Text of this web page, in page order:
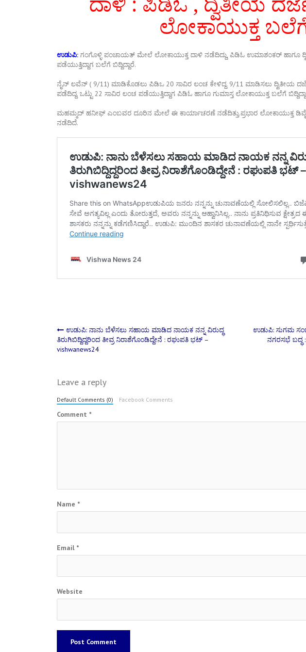
ಲೋಕಾಯುಕ್ತ
ಉಡುಪಿ: ಗಂಗೊಳ್ಳಿ ಪಂಚಾಯತ್ ಮೇಲೆ ಲೋಕಾಯುಕ್ತ ದಾಳಿ ನಡೆದಿದ್ದು, ಪಿಡಿಓ‌ ಉಮಾಶಂಕರ್ ಹಾಗೂ
ಪಡೆಯುತ್ತಿದ್ದಾಗ ಬಲೆಗೆ ಬಿದ್ದಿದ್ದಾರೆ.
ನೈನ್ ಲವೆನ್ ( 9/11) ಮಾಡಿಕೊಡಲು ಪಿಡಿಒ 20 ಸಾವಿರ ಲಂಚ ಕೇಳಿದ್ದ. 9/11 ಮಾಡಿಸಲು ದ್ವಿತೀಯ
ಪಡೆದಿದ್ದ. ಒಟ್ಟು 22 ಸಾವಿರ ಲಂಚ ಪಡೆಯುತ್ತಿದ್ದಾಗ ಪಿಡಿಓ ಹಾಗೂ ಗುಮಾಸ್ತ ಲೋಕಾಯುಕ್ತ ಬಲೆಗೆ
ಮಹಮ್ಮದ್ ಹನೀಫ್ ಎಂಬವರ ದೂರಿನ ಮೇಲೆ‌ ಈ ಕಾರ್ಯಾಚರಣೆ ನಡೆದಿತ್ತು.ಪ್ರಭಾರ ಲೋಕಾಯುಕ್ತ
ನಡೆದಿದೆ.
Post
navigation
ಉಡುಪಿ: ನಾನು ಬೆಳೆಸಲು ಸಹಾಯ ಮಾಡಿದ ನಾಯಕ ನನ್ನ ವಿರುದ್ಧ
ತಿರುಗಿಬಿದ್ದಿದ್ದರಿಂದ ತೀವ್ರ ನಿರಾಶೆಗೊಂಡಿದ್ದೇನೆ : ರಘುಪತಿ ಭಟ್ –
vishwanews24
ಉಡುಪಿ: ಸುಗಮ
ನಗರಸಭೆ ಬದ್ಧ :
Leave a reply
Default Comments (0) Facebook Comments
Comment *
Name *
Email *
Website